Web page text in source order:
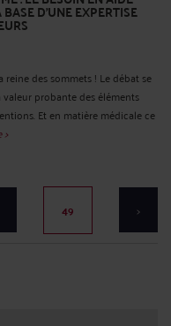
D'UNE EXPERTISE
des sommets ! Le débat se
probante des éléments
Et en matière médicale ce
49 >